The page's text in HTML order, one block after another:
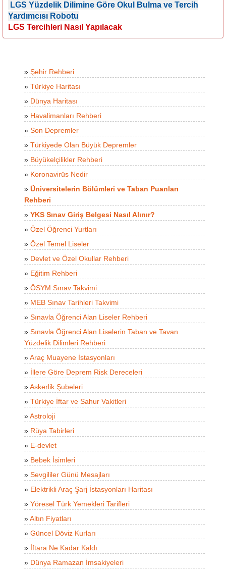
LGS Yüzdelik Dilimine Göre Okul Bulma ve Tercih
Yardımcısı Robotu
LGS Tercihleri Nasıl Yapılacak
» Şehir Rehberi
» Türkiye Haritası
» Dünya Haritası
» Havalimanları Rehberi
» Son Depremler
» Türkiyede Olan Büyük Depremler
» Büyükelçilikler Rehberi
» Koronavirüs Nedir
» Üniversitelerin Bölümleri ve Taban Puanları
Rehberi
» YKS Sınav Giriş Belgesi Nasıl Alınır?
» Özel Öğrenci Yurtları
» Özel Temel Liseler
» Devlet ve Özel Okullar Rehberi
» Eğitim Rehberi
» ÖSYM Sınav Takvimi
» MEB Sınav Tarihleri Takvimi
» Sınavla Öğrenci Alan Liseler Rehberi
» Sınavla Öğrenci Alan Liselerin Taban ve Tavan
Yüzdelik Dilimleri Rehberi
»Araç Muayene İstasyonları
» İllere Göre Deprem Risk Dereceleri
»Askerlik Şubeleri
» Türkiye İftar ve Sahur Vakitleri
»Astroloji
» Rüya Tabirleri
» E-devlet
» Bebek İsimleri
» Sevgililer Günü Mesajları
» Elektrikli Araç Şarj İstasyonları Haritası
» Yöresel Türk Yemekleri Tarifleri
»Altın Fiyatları
» Güncel Döviz Kurları
» İftara Ne Kadar Kaldı
» Dünya Ramazan İmsakiyeleri